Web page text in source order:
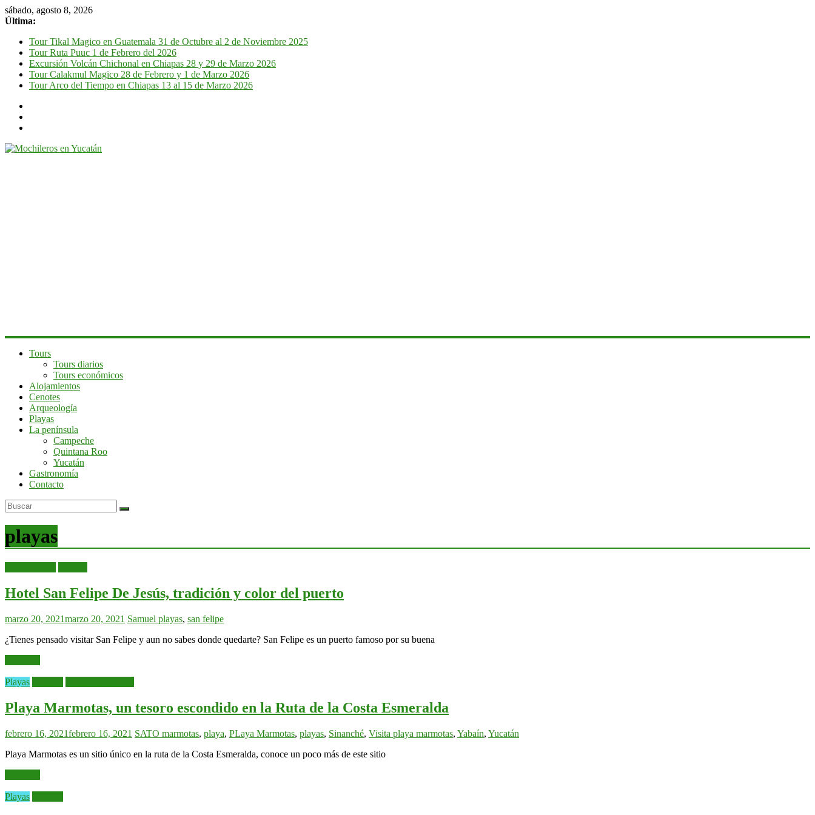
sábado, agosto 8, 2026
Última:
Tour Tikal Magico en Guatemala 31 de Octubre al 2 de Noviembre 2025
Tour Ruta Puuc 1 de Febrero del 2026
Excursión Volcán Chichonal en Chiapas 28 y 29 de Marzo 2026
Tour Calakmul Magico 28 de Febrero y 1 de Marzo 2026
Tour Arco del Tiempo en Chiapas 13 al 15 de Marzo 2026
Tours
Tours diarios
Tours económicos
Alojamientos
Cenotes
Arqueología
Playas
La península
Campeche
Quintana Roo
Yucatán
Gastronomía
Contacto
playas
Hotel San Felipe De Jesús, tradición y color del puerto
marzo 20, 2021marzo 20, 2021 Samuel playas, san felipe
¿Tienes pensado visitar San Felipe y aun no sabes donde quedarte? San Felipe es un puerto famoso por su buena
Playas
Playa Marmotas, un tesoro escondido en la Ruta de la Costa Esmeralda
febrero 16, 2021febrero 16, 2021 SATO marmotas, playa, PLaya Marmotas, playas, Sinanché, Visita playa marmotas, Yabaín, Yucatán
Playa Marmotas es un sitio único en la ruta de la Costa Esmeralda, conoce un poco más de este sitio
Playas